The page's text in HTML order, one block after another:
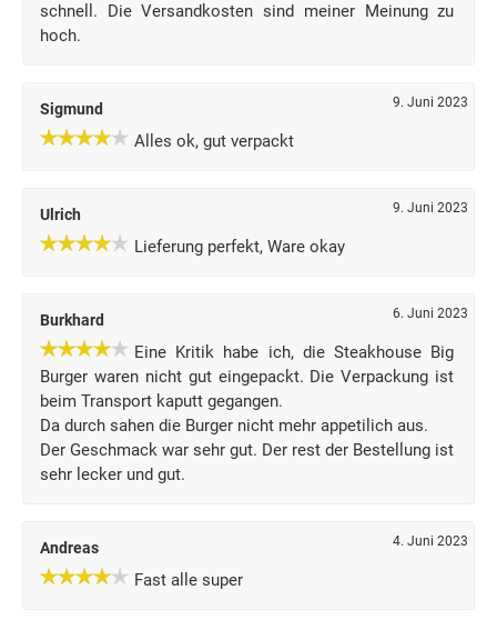
schnell. Die Versandkosten sind meiner Meinung zu
hoch.
Sigmund 9. Juni 2023
Alles ok, gut verpackt
Ulrich 9. Juni 2023
Lieferung perfekt, Ware okay
Burkhard 6. Juni 2023
Eine Kritik habe ich, die Steakhouse Big
Burger waren nicht gut eingepackt. Die Verpackung ist
beim Transport kaputt gegangen.
Da durch sahen die Burger nicht mehr appetilich aus.
Der Geschmack war sehr gut. Der rest der Bestellung ist
sehr lecker und gut.
Andreas 4. Juni 2023
Fast alle super